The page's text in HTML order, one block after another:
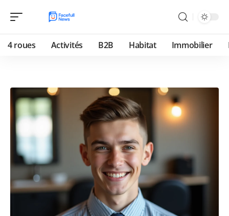
4 roues Activités B2B Habitat Immobilier